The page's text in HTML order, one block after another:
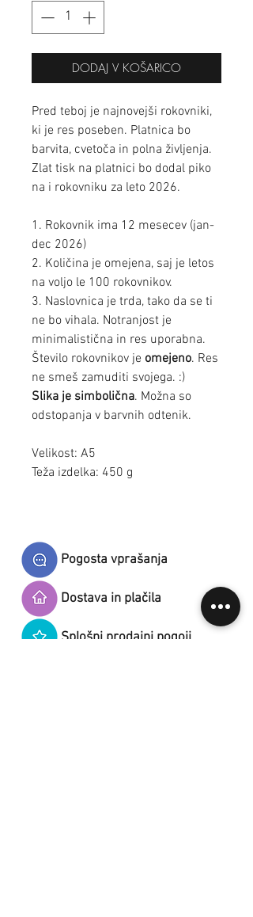
DODAJ V KOŠARICO
Pred teboj je najnovejši rokovniki,
ki je res poseben. Platnica bo
barvita, cvetoča in polna življenja.
Zlat tisk na platnici bo dodal piko
na i rokovniku za leto 2026.
1. Rokovnik ima 12 mesecev (jan-
dec 2026)
2. Količina je omejena, saj je letos
na voljo le 100 rokovnikov.
3. Naslovnica je trda, tako da se ti
ne bo vihala. Notranjost je
minimalistična in res uporabna.
Število rokovnikov je omejeno. Res
ne smeš zamuditi svojega. :)
Slika je simbolična. Možna so
odstopanja v barvnih odtenik.
Velikost: A5
Teža izdelka: 450 g
Pogosta vprašanja
Dostava in plačila
Splošni prodajni pogoji